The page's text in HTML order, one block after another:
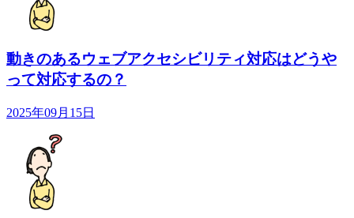
動きのあるウェブアクセシビリティ対応はどうや
って対応するの？
2025年09月15日